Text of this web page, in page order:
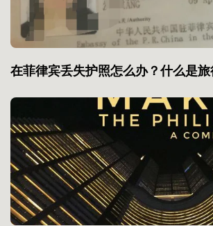
在菲律宾丢失护照怎么办？什么是旅